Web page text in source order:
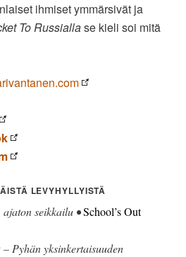
ihmiset ymmärsivät ja
To Russiallase kieli soi mitä
LEVYHYLLYISTÄ
seikkailu •School’s Out
– Pyhän yksinkertaisuuden